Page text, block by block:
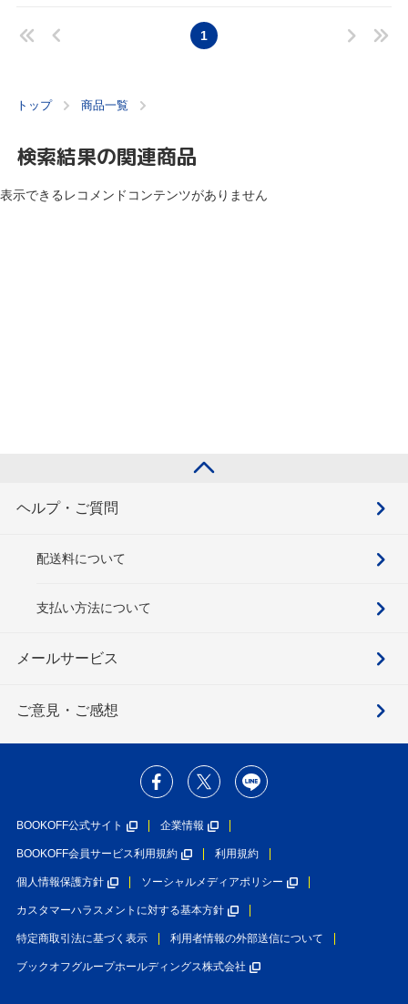
1
トップ 商品一覧
検索結果の関連商品
表示できるレコメンドコンテンツがありません
ヘルプ・ご質問
配送料について
支払い方法について
メールサービス
ご意見・ご感想
BOOKOFF公式サイト 企業情報
BOOKOFF会員サービス利用規約 利用規約
個人情報保護方針 ソーシャルメディアポリシー
カスタマーハラスメントに対する基本方針
特定商取引法に基づく表示 利用者情報の外部送信について
ブックオフグループホールディングス株式会社